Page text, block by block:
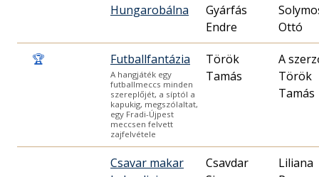
Hungarobálna
Gyárfás
Endre
Ottó
🏆 Futballfantázia
A hangjáték egy
futballmeccs minden
szereplőjét, a síptól a
kapukig, megszólaltat,
egy Fradi-Újpest
meccsen felvett
zajfelvétele
Török
Tamás
A
Török
Tamás
Csavar makar
Csavdar
Liliana